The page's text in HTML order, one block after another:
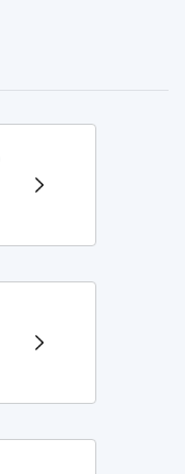
и
организации